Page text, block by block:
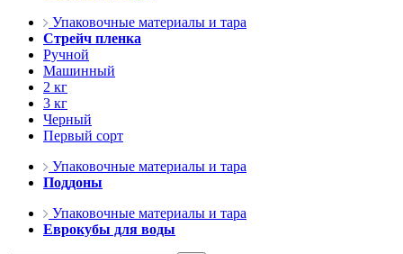
Упаковочные материалы и тара
Стрейч пленка
Ручной
Машинный
2 кг
3 кг
Черный
Первый сорт
Упаковочные материалы и тара
Поддоны
Упаковочные материалы и тара
Еврокубы для воды